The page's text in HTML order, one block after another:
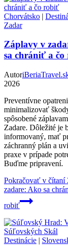
Chorvátsko |
Zadar
Záplavy v
sa chrániť a
Autor
2026
Preventívne
minimalizovať
spôsobené
Zadare. Dôležité je
informovaný, mať
záchranný plán a
praxe v prípade
Buďme pripravení.
Pokračovať v čítaní
zadare: Ako sa
robiť
Destinácie |